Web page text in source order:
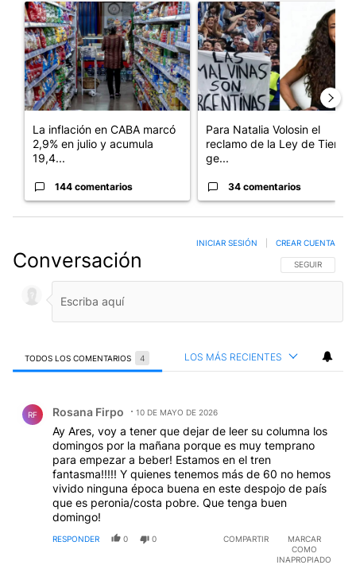
Un artículo de tendencia con el título "La inflación en CABA
La inflación en CABA marcó
2,9% en julio y acumula
19,4...
144 comentarios
Un artículo de tendencia con
Para Natalia Volosin el
reclamo de la Ley de Tierras
ge...
34 comentarios
Conversación SIGA ESTA
SEGUIR
INICIAR SESIÓN CREAR CUENTA
TODOS LOS COMENTARIOS 4 LOS MÁS RECIENTES
RF Rosana Firpo 10 DE MAYO DE 2026
Ay Ares, voy a tener que dejar de leer su columna los
domingos por la mañana porque es muy temprano
para empezar a beber! Estamos en el tren
fantasma!!!!! Y quienes tenemos más de 60 no hemos
vivido ninguna época buena en este despojo de país
que es peronia/costa pobre. Que tenga buen
domingo!
RESPONDER 0 0 COMPARTIR
MARCAR
COMO
INAPROPIADO